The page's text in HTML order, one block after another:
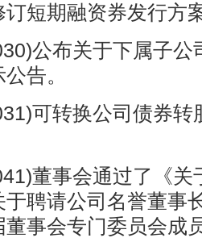
短期融资券发行方
公布关于下属子公
告。
可转换公司债券转
董事会通过了《关
聘请公司名誉董事
董事会专门委员会成